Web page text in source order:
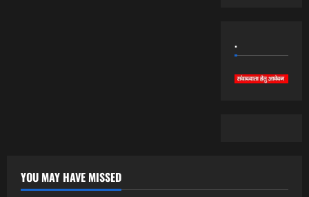
.
YOU MAY HAVE MISSED